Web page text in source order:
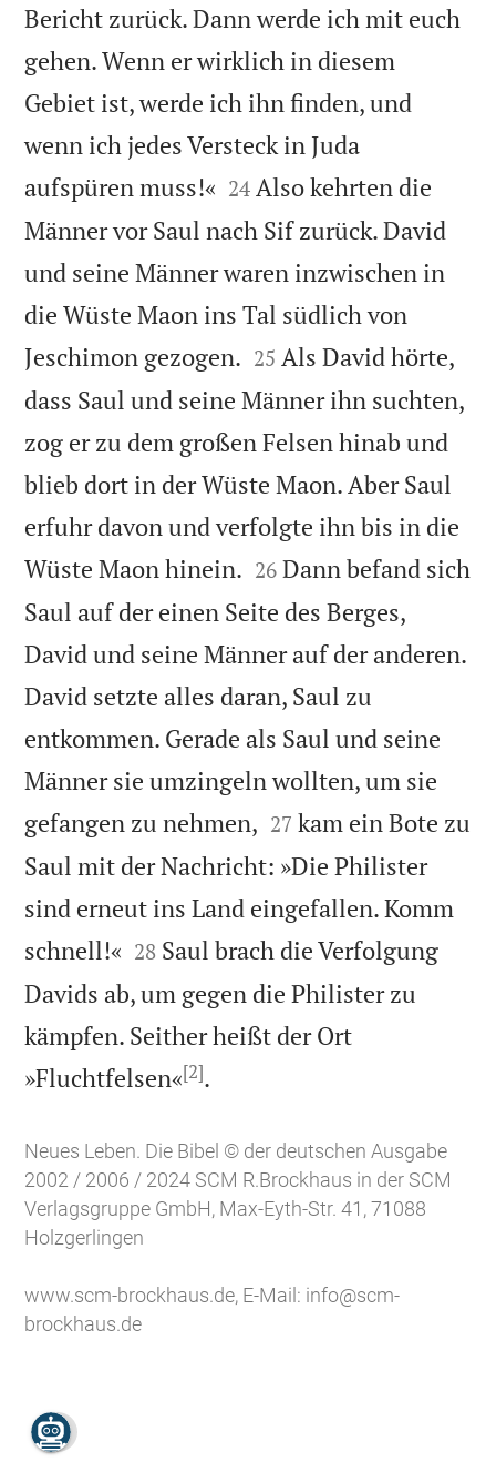
Bericht zurück. Dann werde ich mit euch
gehen. Wenn er wirklich in diesem
Gebiet ist, werde ich ihn finden, und
wenn ich jedes Versteck in Juda
aufspüren muss!« 

24 Also kehrten die
Männer vor Saul nach Sif zurück. David
und seine Männer waren inzwischen in
die Wüste Maon ins Tal südlich von
Jeschimon gezogen. 

25 Als David hörte,
dass Saul und seine Männer ihn suchten,
zog er zu dem großen Felsen hinab und
blieb dort in der Wüste Maon. Aber Saul
erfuhr davon und verfolgte ihn bis in die
Wüste Maon hinein. 

26 Dann befand sich
Saul auf der einen Seite des Berges,
David und seine Männer auf der anderen.
David setzte alles daran, Saul zu
entkommen. Gerade als Saul und seine
Männer sie umzingeln wollten, um sie
gefangen zu nehmen, 

27 kam ein Bote zu
Saul mit der Nachricht: »Die Philister
sind erneut ins Land eingefallen. Komm
schnell!« 

28 Saul brach die Verfolgung
Davids ab, um gegen die Philister zu
kämpfen. Seither heißt der Ort
»Fluchtfelsen«[2].
Neues Leben. Die Bibel © der deutschen Ausgabe
2002 / 2006 / 2024 SCM R.Brockhaus in der SCM
Verlagsgruppe GmbH, Max-Eyth-Str. 41, 71088
Holzgerlingen
www.scm-brockhaus.de, E-Mail: info@scm-
brockhaus.de